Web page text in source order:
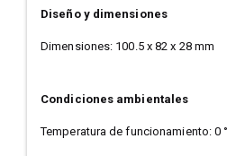
Diseño y dimensiones
Dimensiones: 100.5 x 82 x 28 mm
Condiciones ambientales
Temperatura de funcionamiento: 0